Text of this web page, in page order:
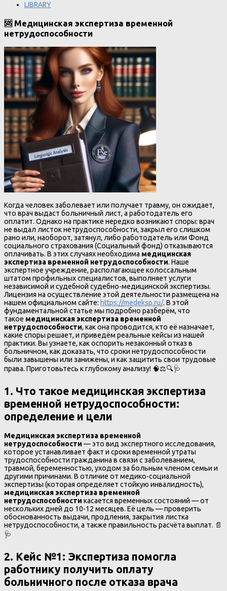
LIBRARY
🆘 Медицинская экспертиза временной
нетрудоспособности
Когда человек заболевает или получает травму, он ожидает,
что врач выдаст больничный лист, а работодатель его
оплатит. Однако на практике нередко возникают споры: врач
не выдал листок нетрудоспособности, закрыл его слишком
рано или, наоборот, затянул, либо работодатель или Фонд
социального страхования (Социальный фонд) отказываются
оплачивать. В этих случаях необходима медицинская
экспертиза временной нетрудоспособности. Наше
экспертное учреждение, располагающее колоссальным
штатом профильных специалистов, выполняет услуги
независимой и судебной судебно-медицинской экспертизы.
Лицензия на осуществление этой деятельности размещена на
нашем официальном сайте: https://medeksp.ru/. В этой
фундаментальной статье мы подробно разберём, что
такое медицинская экспертиза временной
нетрудоспособности, как она проводится, кто её назначает,
какие споры решает, и приведём реальные кейсы из нашей
практики. Вы узнаете, как оспорить незаконный отказ в
больничном, как доказать, что сроки нетрудоспособности
были завышены или занижены, и как защитить свои трудовые
права. Приготовьтесь к глубокому анализу! 🧠⚖️🔍🩺
1. Что такое медицинская экспертиза
временной нетрудоспособности:
определение и цели
Медицинская экспертиза временной
нетрудоспособности — это вид экспертного исследования,
которое устанавливает факт и сроки временной утраты
трудоспособности гражданина в связи с заболеванием,
травмой, беременностью, уходом за больным членом семьи и
другими причинами. В отличие от медико-социальной
экспертизы (которая определяет стойкую инвалидность),
медицинская экспертиза временной
нетрудоспособности касается временных состояний — от
нескольких дней до 10-12 месяцев. Её цель — проверить
обоснованность выдачи, продления, закрытия листка
нетрудоспособности, а также правильность расчёта выплат. 📄
🩺
2. Кейс №1: Экспертиза помогла
работнику получить оплату
больничного после отказа врача